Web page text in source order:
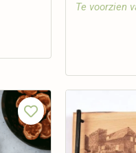
Te voorzien